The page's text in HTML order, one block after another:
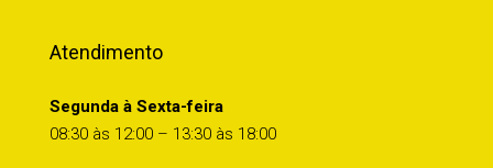
Atendimento
Segunda à Sexta-feira
08:30 às 12:00 – 13:30 às 18:00